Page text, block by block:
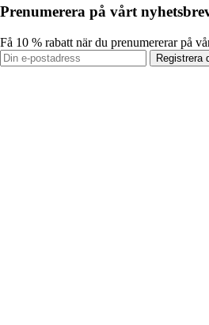
Prenumerera på vårt
Få 10 % rabatt när du prenumererar på
Registrera